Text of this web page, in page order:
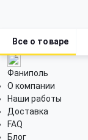
Фаниполь
О компании
Наши работы
Доставка
FAQ
Блог
Все о товаре